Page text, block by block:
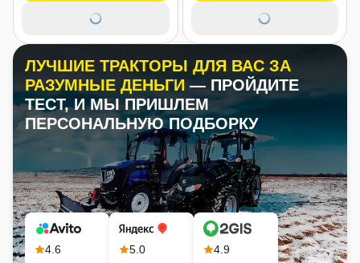
ЛУЧШИЕ ТРАКТОРЫ ДЛЯ ВАС ЗА
РАЗУМНЫЕ ДЕНЬГИ — ПРОЙДИТЕ
ТЕСТ, И МЫ ПРИШЛЕМ
ПЕРСОНАЛЬНУЮ ПОДБОРКУ
4.6 5.0 4.9